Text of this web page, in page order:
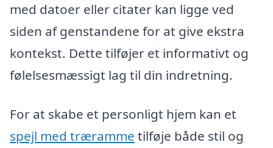
med datoer eller citater kan ligge ved
siden af genstandene for at give ekstra
kontekst. Dette tilføjer et informativt og
følelsesmæssigt lag til din indretning.
For at skabe et personligt hjem kan et
spejl med træramme tilføje både stil og